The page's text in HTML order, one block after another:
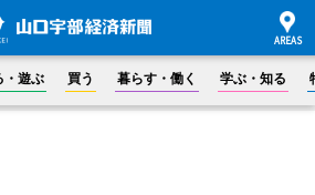
・遊ぶ 買う 暮らす・働く 学ぶ・知る